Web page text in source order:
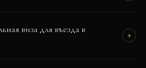
виза для въезда в
+